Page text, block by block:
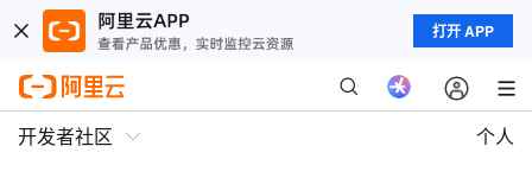
打开 APP
开发者社区 个人